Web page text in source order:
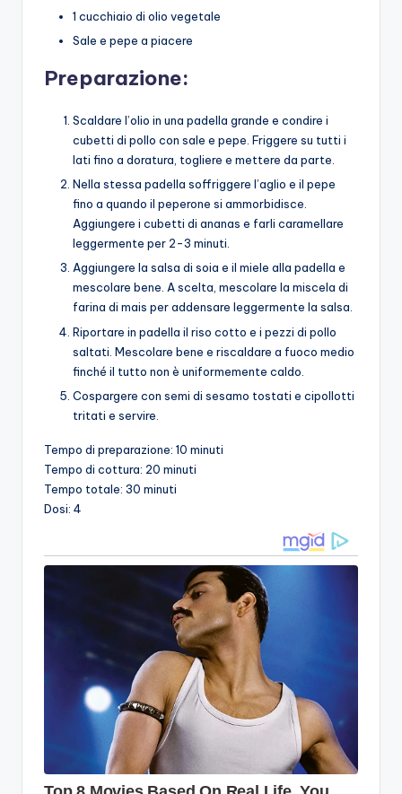
1 cucchiaio di olio vegetale
Sale e pepe a piacere
Preparazione:
Scaldare l’olio in una padella grande e condire i
cubetti di pollo con sale e pepe. Friggere su tutti i
lati fino a doratura, togliere e mettere da parte.
Nella stessa padella soffriggere l’aglio e il pepe
fino a quando il peperone si ammorbidisce.
Aggiungere i cubetti di ananas e farli caramellare
leggermente per 2-3 minuti.
Aggiungere la salsa di soia e il miele alla padella e
mescolare bene. A scelta, mescolare la miscela di
farina di mais per addensare leggermente la salsa.
Riportare in padella il riso cotto e i pezzi di pollo
saltati. Mescolare bene e riscaldare a fuoco medio
finché il tutto non è uniformemente caldo.
Cospargere con semi di sesamo tostati e cipollotti
tritati e servire.
Tempo di preparazione: 10 minuti
Tempo di cottura: 20 minuti
Tempo totale: 30 minuti
Dosi: 4